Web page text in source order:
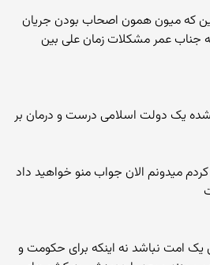
که میون همون اصحاب بودن جریان
جناب عمر مشکلات زمان علی بین
یک دولت اسلامی درست و درمان بر
میدونم الان جواب منو خواهید داد
امت نباشد نه اینکه برای حکومت و